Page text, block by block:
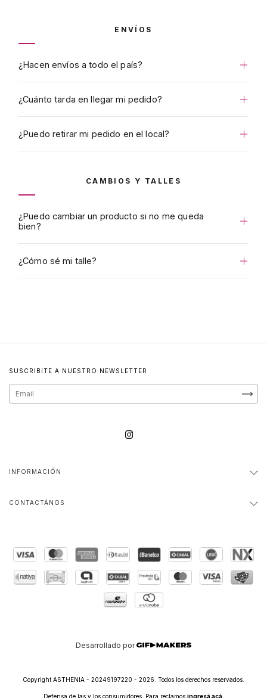
ENVÍOS
¿Hacen envíos a todo el país?
¿Cuánto tarda en llegar mi pedido?
¿Puedo retirar mi pedido en el local?
CAMBIOS Y TALLES
¿Puedo cambiar un producto si no me queda
bien?
¿Cómo sé mi talle?
SUSCRIBITE A NUESTRO NEWSLETTER
INFORMACIÓN
CONTACTÁNOS
Desarrollado por
Copyright ASTHENIA - 20249197220 - 2026. Todos los derechos reservados.
Defensa de las y los consumidores. Para reclamos ingresá acá.